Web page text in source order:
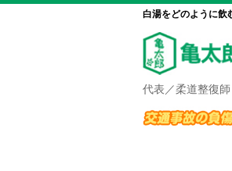
白湯をどのように飲
代表／柔道整復